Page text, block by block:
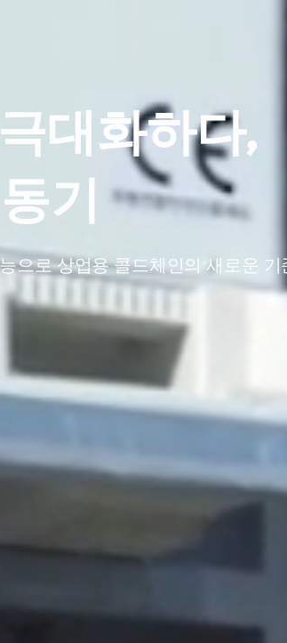
대화하다,
기
으로 상업용 콜드체인의 새로운 기